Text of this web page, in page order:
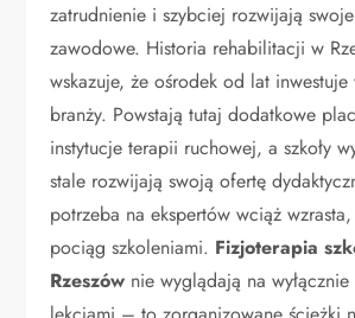
zatrudnienie i szybciej rozwijają
zawodowe. Historia rehabilitacji w
wskazuje, że ośrodek od lat
branży. Powstają tutaj dodatkowe
instytucje terapii ruchowej, a szkoły
stale rozwijają swoją ofertę
potrzeba na ekspertów wciąż
pociąg szkoleniami. Fizjoterapia
Rzeszów nie wyglądają na